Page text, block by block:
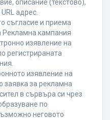
описание (текстово),
адрес.
съгласие и приема
Рекламна кампания
изявление на
регистрираната
изявление на
за рекламна
в сървъра си чрез
по
неговото